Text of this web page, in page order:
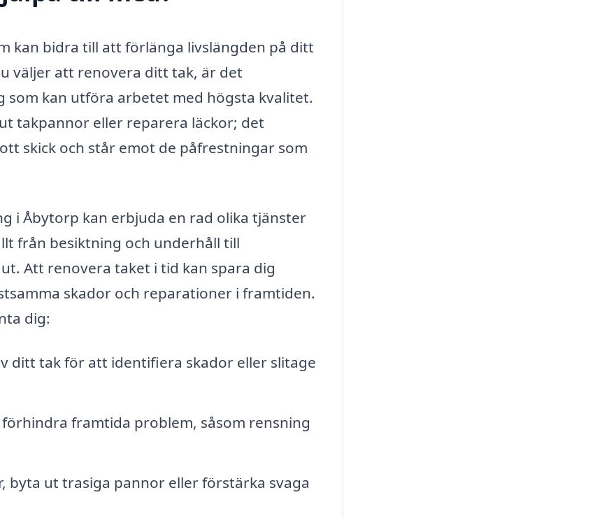
kan bidra till att förlänga livslängden på ditt
väljer att renovera ditt tak, är det
kan utföra arbetet med högsta kvalitet.
takpannor eller reparera läckor; det
skick och står emot de påfrestningar som
i Åbytorp kan erbjuda en rad olika tjänster
från besiktning och underhåll till
Att renovera taket i tid kan spara dig
skador och reparationer i framtiden.
dig:
ditt tak för att identifiera skador eller slitage
framtida problem, såsom rensning
byta ut trasiga pannor eller förstärka svaga